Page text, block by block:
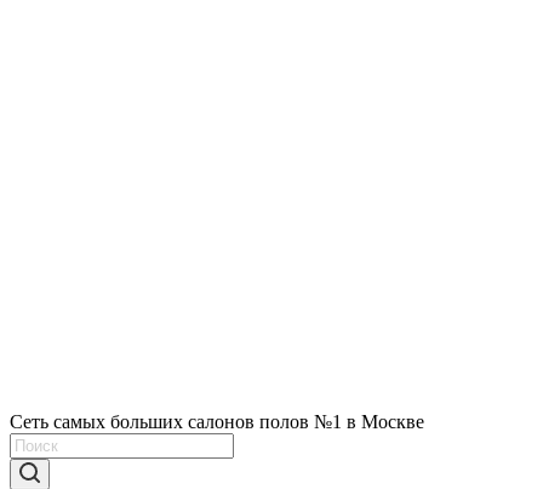
Сеть самых больших салонов полов №1 в Москве